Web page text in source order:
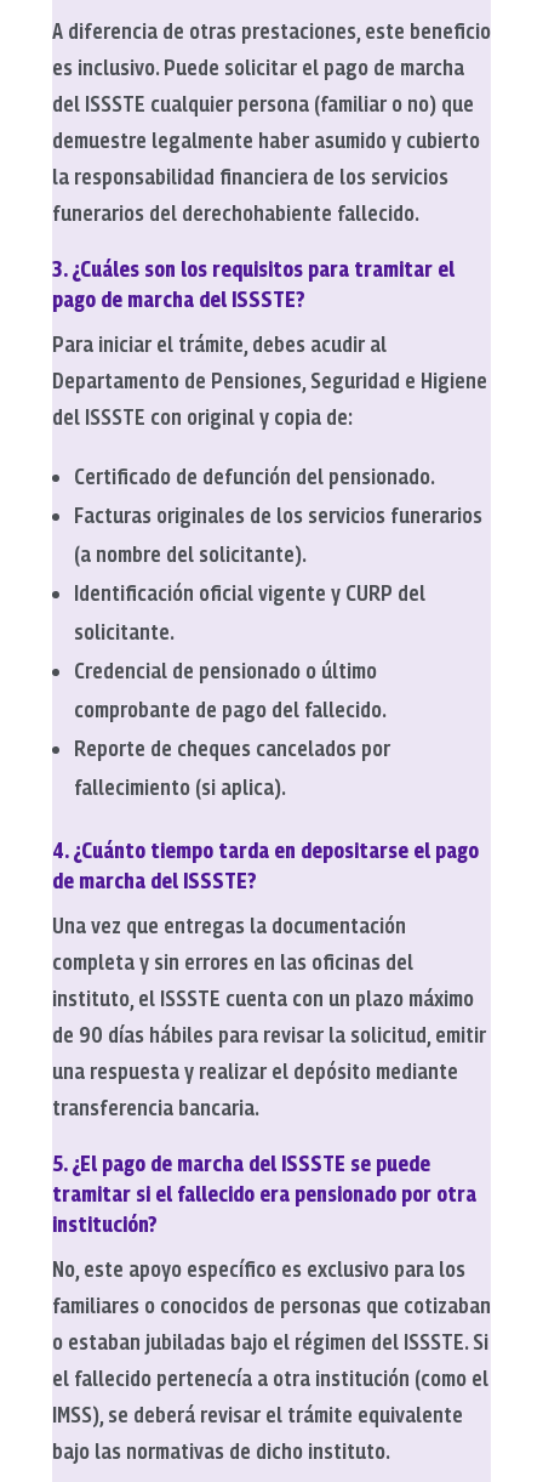
A diferencia de otras prestaciones, este beneficio
es inclusivo. Puede solicitar el pago de marcha
del ISSSTE cualquier persona (familiar o no) que
demuestre legalmente haber asumido y cubierto
la responsabilidad financiera de los servicios
funerarios del derechohabiente fallecido.
3. ¿Cuáles son los requisitos para tramitar el
pago de marcha del ISSSTE?
Para iniciar el trámite, debes acudir al
Departamento de Pensiones, Seguridad e Higiene
del ISSSTE con original y copia de:
Certificado de defunción del pensionado.
Facturas originales de los servicios funerarios
(a nombre del solicitante).
Identificación oficial vigente y CURP del
solicitante.
Credencial de pensionado o último
comprobante de pago del fallecido.
Reporte de cheques cancelados por
fallecimiento (si aplica).
4. ¿Cuánto tiempo tarda en depositarse el pago
de marcha del ISSSTE?
Una vez que entregas la documentación
completa y sin errores en las oficinas del
instituto, el ISSSTE cuenta con un plazo máximo
de 90 días hábiles para revisar la solicitud, emitir
una respuesta y realizar el depósito mediante
transferencia bancaria.
5. ¿El pago de marcha del ISSSTE se puede
tramitar si el fallecido era pensionado por otra
institución?
No, este apoyo específico es exclusivo para los
familiares o conocidos de personas que cotizaban
o estaban jubiladas bajo el régimen del ISSSTE. Si
el fallecido pertenecía a otra institución (como el
IMSS), se deberá revisar el trámite equivalente
bajo las normativas de dicho instituto.